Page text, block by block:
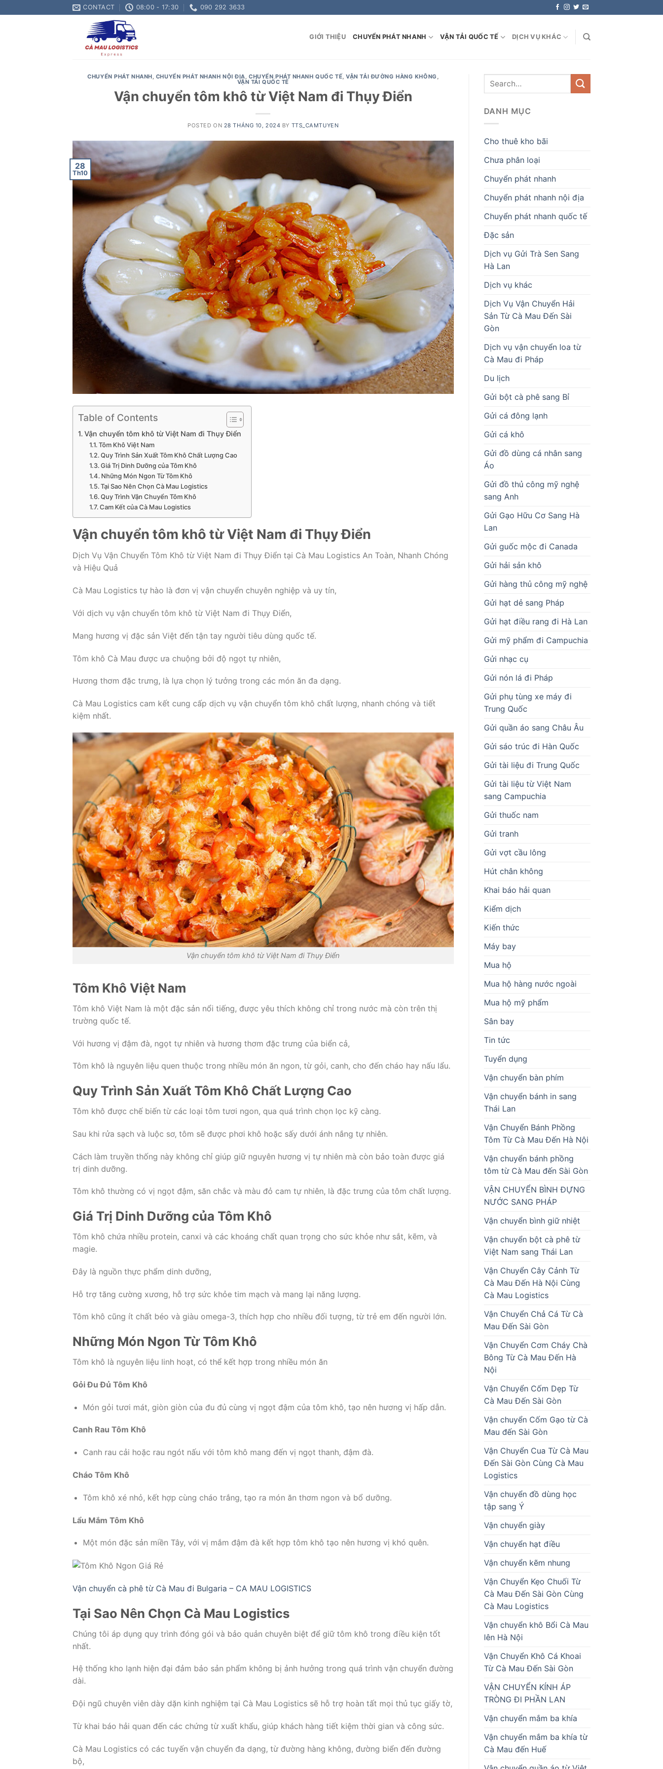
to
CONTACT 08:00 - 17:30 090 292 3633
GIỚI THIỆU CHUYỂN PHÁT NHANH VẬN TẢI QUỐC TẾ DỊCH VỤ KHÁC
CHUYỂN PHÁT NHANH, CHUYỂN PHÁT NHANH NỘI ĐỊA,CHUYỂN PHÁT NHANH QUỐC TẾ,VẬN TẢI ĐƯỜNG HÀNG KHÔNG ,
VẬN TẢI QUỐC TẾ
Vận chuyển tôm khô từ Việt Nam đi Thụy Điển
POSTED ON 28 THÁNG 10, 2024 BY TTS_CAMTUYEN
28
Th10
Table of Contents
Vận chuyển tôm khô từ Việt Nam đi Thụy Điển
Tôm Khô Việt Nam
Quy Trình Sản Xuất Tôm Khô Chất Lượng Cao
Giá Trị Dinh Dưỡng của Tôm Khô
Những Món Ngon Từ Tôm Khô
Tại Sao Nên Chọn Cà Mau Logistics
Quy Trình Vận Chuyển Tôm Khô
Cam Kết của Cà Mau Logistics
Vận chuyển tôm khô từ Việt Nam đi Thụy Điển
Dịch Vụ Vận Chuyển Tôm Khô từ Việt Nam đi Thụy Điển tại Cà Mau Logistics An Toàn, Nhanh Chóng
và Hiệu Quả
Cà Mau Logistics tự hào là đơn vị vận chuyển chuyên nghiệp và uy tín,
Với dịch vụ vận chuyển tôm khô từ Việt Nam đi Thụy Điển,
Mang hương vị đặc sản Việt đến tận tay người tiêu dùng quốc tế.
Tôm khô Cà Mau được ưa chuộng bởi độ ngọt tự nhiên,
Hương thơm đặc trưng, là lựa chọn lý tưởng trong các món ăn đa dạng.
Cà Mau Logistics cam kết cung cấp dịch vụ vận chuyển tôm khô chất lượng, nhanh chóng và tiết
kiệm nhất.
Vận chuyển tôm khô từ Việt Nam đi Thụy Điển
Tôm Khô Việt Nam
Tôm khô Việt Nam là một đặc sản nổi tiếng, được yêu thích không chỉ trong nước mà còn trên thị
trường quốc tế.
Với hương vị đậm đà, ngọt tự nhiên và hương thơm đặc trưng của biển cả,
Tôm khô là nguyên liệu quen thuộc trong nhiều món ăn ngon, từ gỏi, canh, cho đến cháo hay nấu lẩu.
Quy Trình Sản Xuất Tôm Khô Chất Lượng Cao
Tôm khô được chế biến từ các loại tôm tươi ngon, qua quá trình chọn lọc kỹ càng.
Sau khi rửa sạch và luộc sơ, tôm sẽ được phơi khô hoặc sấy dưới ánh nắng tự nhiên.
Cách làm truyền thống này không chỉ giúp giữ nguyên hương vị tự nhiên mà còn bảo toàn được giá
trị dinh dưỡng.
Tôm khô thường có vị ngọt đậm, săn chắc và màu đỏ cam tự nhiên, là đặc trưng của tôm chất lượng.
Giá Trị Dinh Dưỡng của Tôm Khô
Tôm khô chứa nhiều protein, canxi và các khoáng chất quan trọng cho sức khỏe như sắt, kẽm, và
magie.
Đây là nguồn thực phẩm dinh dưỡng,
Hỗ trợ tăng cường xương, hỗ trợ sức khỏe tim mạch và mang lại năng lượng.
Tôm khô cũng ít chất béo và giàu omega-3, thích hợp cho nhiều đối tượng, từ trẻ em đến người lớn.
Những Món Ngon Từ Tôm Khô
Tôm khô là nguyên liệu linh hoạt, có thể kết hợp trong nhiều món ăn
Gỏi Đu Đủ Tôm Khô
Món gỏi tươi mát, giòn giòn của đu đủ cùng vị ngọt đậm của tôm khô, tạo nên hương vị hấp dẫn.
Canh Rau Tôm Khô
Canh rau cải hoặc rau ngót nấu với tôm khô mang đến vị ngọt thanh, đậm đà.
Cháo Tôm Khô
Tôm khô xé nhỏ, kết hợp cùng cháo trắng, tạo ra món ăn thơm ngon và bổ dưỡng.
Lẩu Mắm Tôm Khô
Một món đặc sản miền Tây, với vị mắm đậm đà kết hợp tôm khô tạo nên hương vị khó quên.
Vận chuyển cà phê từ Cà Mau đi Bulgaria – CA MAU LOGISTICS
Tại Sao Nên Chọn Cà Mau Logistics
Chúng tôi áp dụng quy trình đóng gói và bảo quản chuyên biệt để giữ tôm khô trong điều kiện tốt
nhất.
Hệ thống kho lạnh hiện đại đảm bảo sản phẩm không bị ảnh hưởng trong quá trình vận chuyển đường
dài.
Đội ngũ chuyên viên dày dặn kinh nghiệm tại Cà Mau Logistics sẽ hỗ trợ hoàn tất mọi thủ tục giấy tờ,
Từ khai báo hải quan đến các chứng từ xuất khẩu, giúp khách hàng tiết kiệm thời gian và công sức.
Cà Mau Logistics có các tuyến vận chuyển đa dạng, từ đường hàng không, đường biển đến đường
bộ,
DANH MỤC
Cho thuê kho bãi
Chưa phân loại
Chuyển phát nhanh
Chuyển phát nhanh nội địa
Chuyển phát nhanh quốc tế
Đặc sản
Dịch vụ Gửi Trà Sen Sang
Hà Lan
Dịch vụ khác
Dịch Vụ Vận Chuyển Hải
Sản Từ Cà Mau Đến Sài
Gòn
Dịch vụ vận chuyển loa từ
Cà Mau đi Pháp
Du lịch
Gửi bột cà phê sang Bỉ
Gửi cá đông lạnh
Gửi cá khô
Gửi đồ dùng cá nhân sang
Áo
Gửi đồ thủ công mỹ nghệ
sang Anh
Gửi Gạo Hữu Cơ Sang Hà
Lan
Gửi guốc mộc đi Canada
Gửi hải sản khô
Gửi hàng thủ công mỹ nghệ
Gửi hạt dẻ sang Pháp
Gửi hạt điều rang đi Hà Lan
Gửi mỹ phẩm đi Campuchia
Gửi nhạc cụ
Gửi nón lá đi Pháp
Gửi phụ tùng xe máy đi
Trung Quốc
Gửi quần áo sang Châu Âu
Gửi sáo trúc đi Hàn Quốc
Gửi tài liệu đi Trung Quốc
Gửi tài liệu từ Việt Nam
sang Campuchia
Gửi thuốc nam
Gửi tranh
Gửi vợt cầu lông
Hút chân không
Khai báo hải quan
Kiểm dịch
Kiến thức
Máy bay
Mua hộ
Mua hộ hàng nước ngoài
Mua hộ mỹ phẩm
Sân bay
Tin tức
Tuyển dụng
Vận chuyển bàn phím
Vận chuyển bánh in sang
Thái Lan
Vận Chuyển Bánh Phồng
Tôm Từ Cà Mau Đến Hà Nội
Vận chuyển bánh phồng
tôm từ Cà Mau đến Sài Gòn
VẬN CHUYỂN BÌNH ĐỰNG
NƯỚC SANG PHÁP
Vận chuyển bình giữ nhiệt
Vận chuyển bột cà phê từ
Việt Nam sang Thái Lan
Vận Chuyển Cây Cảnh Từ
Cà Mau Đến Hà Nội Cùng
Cà Mau Logistics
Vận Chuyển Chả Cá Từ Cà
Mau Đến Sài Gòn
Vận Chuyển Cơm Cháy Chà
Bông Từ Cà Mau Đến Hà
Nội
Vận Chuyển Cốm Dẹp Từ
Cà Mau Đến Sài Gòn
Vận chuyển Cốm Gạo từ Cà
Mau đến Sài Gòn
Vận Chuyển Cua Từ Cà Mau
Đến Sài Gòn Cùng Cà Mau
Logistics
Vận chuyển đồ dùng học
tập sang Ý
Vận chuyển giày
Vận chuyển hạt điều
Vận chuyển kẽm nhung
Vận Chuyển Kẹo Chuối Từ
Cà Mau Đến Sài Gòn Cùng
Cà Mau Logistics
Vận chuyển khô Bổi Cà Mau
lên Hà Nội
Vận Chuyển Khô Cá Khoai
Từ Cà Mau Đến Sài Gòn
VẬN CHUYỂN KÍNH ÁP
TRÒNG ĐI PHẦN LAN
Vận chuyển mắm ba khía
Vận chuyển mắm ba khía từ
Cà Mau đến Huế